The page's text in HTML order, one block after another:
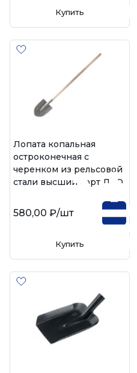
Купить
Лопата копальная
остроконечная с
черенком из рельсовой
стали высший сорт ЛКО
580,00 ₽/шт
Купить